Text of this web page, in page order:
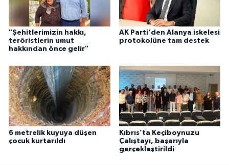
"Şehitlerimizin hakkı,
teröristlerin umut
hakkından önce gelir"
AK Parti'den Alanya iskelesi
protokolüne tam destek
6 metrelik kuyuya düşen
çocuk kurtarıldı
Kıbrıs’ta Keçiboynuzu
Çalıştayı, başarıyla
gerçekleştirildi